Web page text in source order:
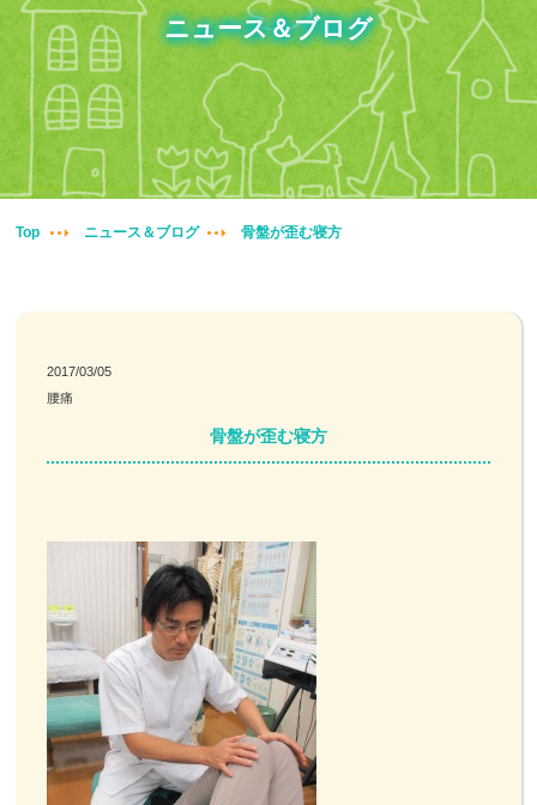
メニュー・料金表
産後骨盤矯正
妊婦整体
冷え性改善
訪問鍼灸
ニュース＆ブログ
お客様の声
お問い合わせ
ニュース＆ブログ
Top ニュース＆ブログ 骨盤が歪む寝方
2017/03/05
腰痛
骨盤が歪む寝方